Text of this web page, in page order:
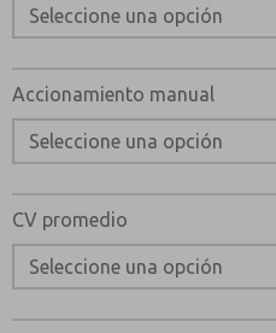
Accionamiento manual
CV promedio